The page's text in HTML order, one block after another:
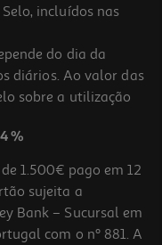
incluídos nas
do dia da
diários. Ao valor das
sobre a utilização
%
1.500€ pago em 12
sujeita a
Bank – Sucursal em
com o nº 881. A